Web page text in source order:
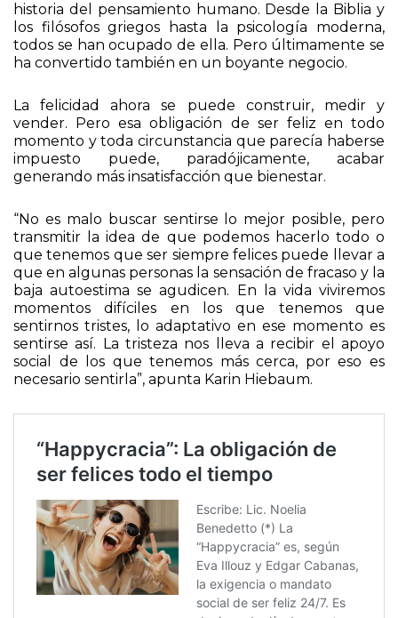
La felicidad es uno de los temas más antiguos de la
historia del pensamiento humano. Desde la Biblia y
los filósofos griegos hasta la psicología moderna,
todos se han ocupado de ella. Pero últimamente se
La felicidad ahora se puede construir, medir y
vender. Pero esa obligación de ser feliz en todo
momento y toda circunstancia que parecía haberse
impuesto puede, paradójicamente, acabar
“No es malo buscar sentirse lo mejor posible, pero
transmitir la idea de que podemos hacerlo todo o
que tenemos que ser siempre felices puede llevar a
que en algunas personas la sensación de fracaso y la
baja autoestima se agudicen. En la vida viviremos
momentos difíciles en los que tenemos que
sentirnos tristes, lo adaptativo en ese momento es
sentirse así. La tristeza nos lleva a recibir el apoyo
social de los que tenemos más cerca, por eso es